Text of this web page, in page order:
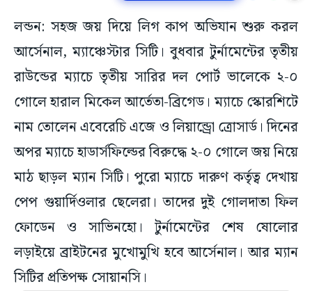
লন্ডন: সহজ জয় দিয়ে লিগ কাপ অভিযান শুরু করল
আর্সেনাল, ম্যাঞ্চেস্টার সিটি। বুধবার টুর্নামেন্টের তৃতীয়
রাউন্ডের ম্যাচে তৃতীয় সারির দল পোর্ট ভালেকে ২-০
গোলে হারাল মিকেল আর্তেতা-ব্রিগেড। ম্যাচে স্কোরশিটে
নাম তোলেন এবেরেচি এজে ও লিয়ান্ড্রো ত্রোসার্ড। দিনের
অপর ম্যাচে হাডার্সফিল্ডের বিরুদ্ধে ২-০ গোলে জয় নিয়ে
মাঠ ছাড়ল ম্যান সিটি। পুরো ম্যাচে দারুণ কর্তৃত্ব দেখায়
পেপ গুয়ার্দিওলার ছেলেরা। তাদের দুই গোলদাতা ফিল
ফোডেন ও সাভিনহো। টুর্নামেন্টের শেষ ষোলোর
লড়াইয়ে ব্রাইটনের মুখোমুখি হবে আর্সেনাল। আর ম্যান
সিটির প্রতিপক্ষ সোয়ানসি।